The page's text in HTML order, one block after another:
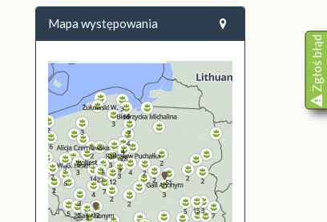
Mapa występowania
Zgłoś błąd